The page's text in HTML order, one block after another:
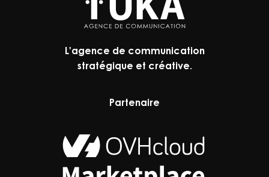
L'agence de communication
stratégique et créative.
Partenaire